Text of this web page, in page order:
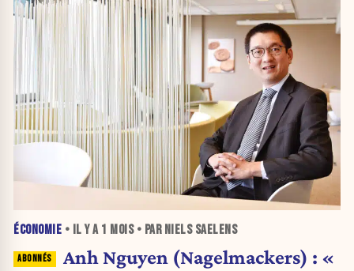
ÉCONOMIE • IL Y A 1 MOIS• PAR NIELS SAELENS
Anh Nguyen (Nagelmackers) : «